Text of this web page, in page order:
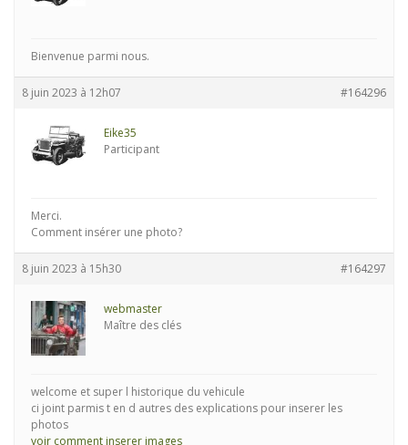
Bienvenue parmi nous.
8 juin 2023 à 12h07 #164296
Eike35
Participant
Merci.
Comment insérer une photo?
8 juin 2023 à 15h30 #164297
webmaster
Maître des clés
welcome et super l historique du vehicule
ci joint parmis t en d autres des explications pour inserer les
photos
voir comment inserer images